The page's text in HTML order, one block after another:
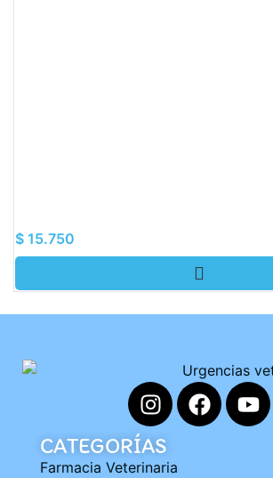
$ 15.750
CATEGORÍAS
Farmacia Veterinaria